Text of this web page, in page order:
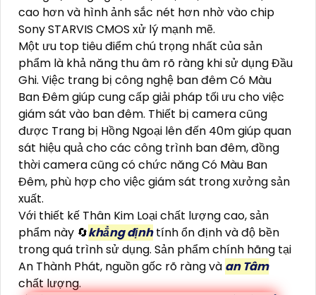
cao hơn và hình ảnh sắc nét hơn nhờ vào chip
Sony STARVIS CMOS xử lý mạnh mẽ.
Một ưu top tiêu điểm chú trọng nhất của sản
phẩm là khả năng thu âm rõ ràng khi sử dụng Đầu
Ghi. Việc trang bị công nghệ ban đêm Có Màu
Ban Đêm giúp cung cấp giải pháp tối ưu cho việc
giám sát vào ban đêm. Thiết bị camera cũng
được Trang bị Hồng Ngoại lên đến 40m giúp quan
sát hiệu quả cho các công trình ban đêm, đồng
thời camera cũng có chức năng Có Màu Ban
Đêm, phù hợp cho việc giám sát trong xưởng sản
xuất.
Với thiết kế Thân Kim Loại chất lượng cao, sản
phẩm này 🔄khẳng địnhtính ổn định và độ bền
trong quá trình sử dụng. Sản phẩm chính hãng tại
An Thành Phát, nguồn gốc rõ ràng và an Tâm
chất lượng.